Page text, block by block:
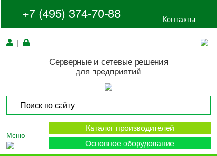
+7 (495) 374-70-88 Контакты
|
Серверные и сетевые решения
для предприятий
Меню
Каталог производителей
Основное оборудование